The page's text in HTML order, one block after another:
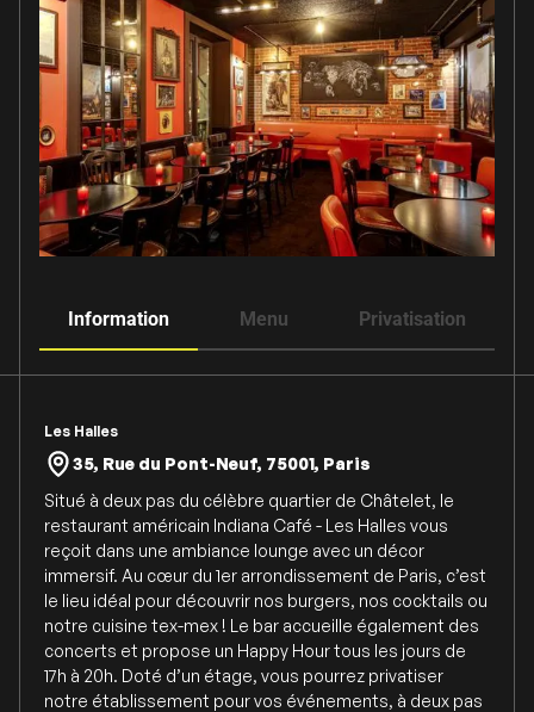
Information Menu Privatisation
Les Halles
35, Rue du Pont-Neuf, 75001, Paris
Situé à deux pas du célèbre quartier de Châtelet, le
restaurant américain Indiana Café - Les Halles vous
reçoit dans une ambiance lounge avec un décor
immersif. Au cœur du 1er arrondissement de Paris, c’est
le lieu idéal pour découvrir nos burgers, nos cocktails ou
notre cuisine tex-mex ! Le bar accueille également des
concerts et propose un Happy Hour tous les jours de
17h à 20h. Doté d’un étage, vous pourrez privatiser
notre établissement pour vos événements, à deux pas